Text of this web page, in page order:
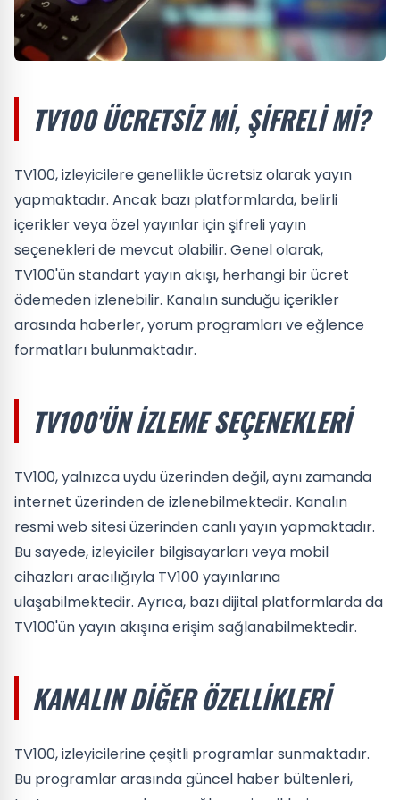
TV100 ÜCRETSIZ MI, ŞIFRELI MI?
TV100, izleyicilere genellikle ücretsiz olarak yayın
yapmaktadır. Ancak bazı platformlarda, belirli
içerikler veya özel yayınlar için şifreli yayın
seçenekleri de mevcut olabilir. Genel olarak,
TV100'ün standart yayın akışı, herhangi bir ücret
ödemeden izlenebilir. Kanalın sunduğu içerikler
arasında haberler, yorum programları ve eğlence
formatları bulunmaktadır.
TV100'ÜN İZLEME SEÇENEKLERI
TV100, yalnızca uydu üzerinden değil, aynı zamanda
internet üzerinden de izlenebilmektedir. Kanalın
resmi web sitesi üzerinden canlı yayın yapmaktadır.
Bu sayede, izleyiciler bilgisayarları veya mobil
cihazları aracılığıyla TV100 yayınlarına
ulaşabilmektedir. Ayrıca, bazı dijital platformlarda da
TV100'ün yayın akışına erişim sağlanabilmektedir.
KANALIN DIĞER ÖZELLIKLERI
TV100, izleyicilerine çeşitli programlar sunmaktadır.
Bu programlar arasında güncel haber bültenleri,